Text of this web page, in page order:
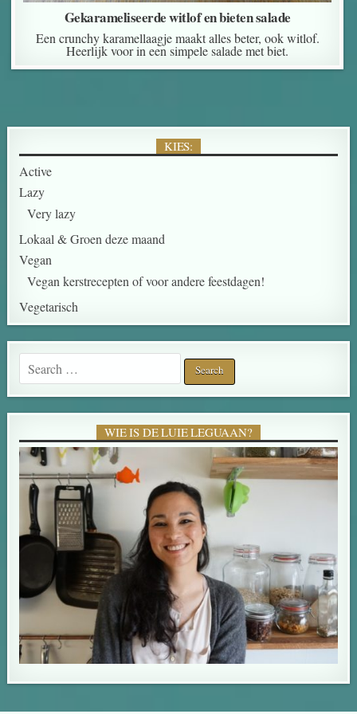
Gekarameliseerde witlof en bieten salade
Een crunchy karamellaagje maakt alles beter, ook witlof.
Heerlijk voor in een simpele salade met biet.
KIES:
Active
Lazy
Very lazy
Lokaal & Groen deze maand
Vegan
Vegan kerstrecepten of voor andere feestdagen!
Vegetarisch
Search for:
WIE IS DE LUIE LEGUAAN?